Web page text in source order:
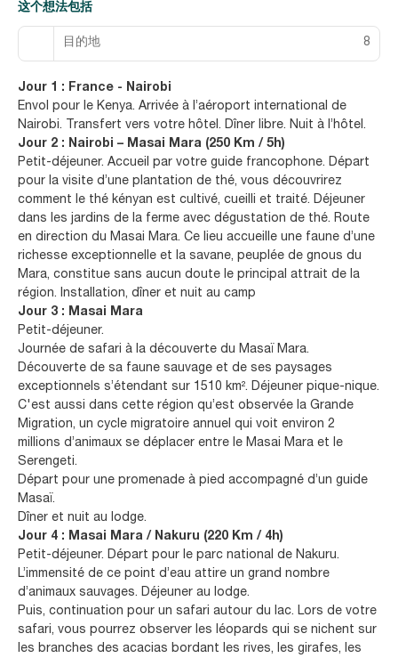
这个想法包括
目的地 8
Jour 1 : France - Nairobi
Envol pour le Kenya. Arrivée à l’aéroport international de
Nairobi. Transfert vers votre hôtel. Dîner libre. Nuit à l’hôtel.
Jour 2 : Nairobi – Masai Mara (250 Km / 5h)
Petit-déjeuner. Accueil par votre guide francophone. Départ
pour la visite d’une plantation de thé, vous découvrirez
comment le thé kényan est cultivé, cueilli et traité. Déjeuner
dans les jardins de la ferme avec dégustation de thé. Route
en direction du Masai Mara. Ce lieu accueille une faune d’une
richesse exceptionnelle et la savane, peuplée de gnous du
Mara, constitue sans aucun doute le principal attrait de la
région. Installation, dîner et nuit au camp
Jour 3 : Masai Mara
Petit-déjeuner.
Journée de safari à la découverte du Masaï Mara.
Découverte de sa faune sauvage et de ses paysages
exceptionnels s’étendant sur 1510 km². Déjeuner pique-nique.
C'est aussi dans cette région qu’est observée la Grande
Migration, un cycle migratoire annuel qui voit environ 2
millions d’animaux se déplacer entre le Masai Mara et le
Serengeti.
Départ pour une promenade à pied accompagné d’un guide
Masaï.
Dîner et nuit au lodge.
Jour 4 : Masai Mara / Nakuru (220 Km / 4h)
Petit-déjeuner. Départ pour le parc national de Nakuru.
L’immensité de ce point d’eau attire un grand nombre
d’animaux sauvages. Déjeuner au lodge.
Puis, continuation pour un safari autour du lac. Lors de votre
safari, vous pourrez observer les léopards qui se nichent sur
les branches des acacias bordant les rives, les girafes, les